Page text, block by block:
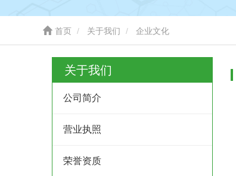
首页 关于我们 企业文化
关于我们
公司简介
营业执照
荣誉资质